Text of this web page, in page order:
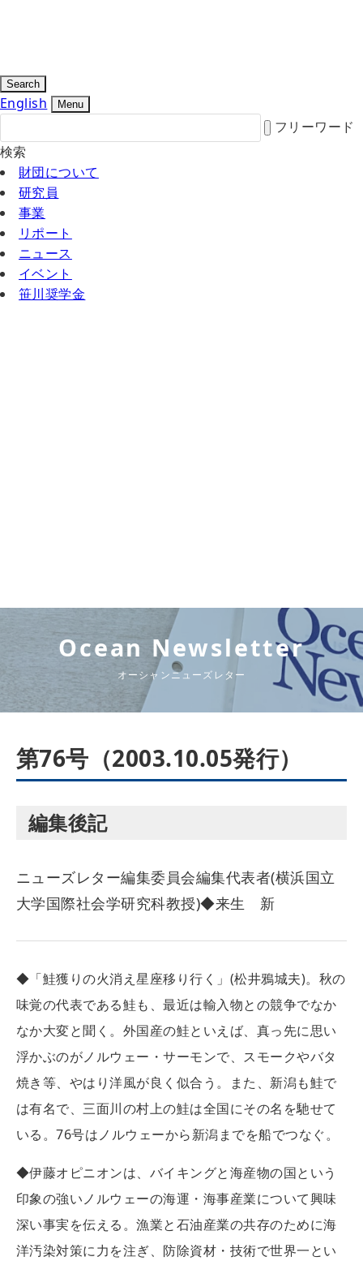
Search
English Menu
フリーワード
検索
財団について
研究員
事業
リポート
ニュース
イベント
笹川奨学金
Ocean Newsletter
オーシャンニューズレター
第76号（2003.10.05発行）
編集後記
ニューズレター編集委員会編集代表者(横浜国立
大学国際社会学研究科教授)◆来生 新
◆「鮭獲りの火消え星座移り行く」(松井鴉城夫)。秋の
味覚の代表である鮭も、最近は輸入物との競争でなか
なか大変と聞く。外国産の鮭といえば、真っ先に思い
浮かぶのがノルウェー・サーモンで、スモークやバタ
焼き等、やはり洋風が良く似合う。また、新潟も鮭で
は有名で、三面川の村上の鮭は全国にその名を馳せて
いる。76号はノルウェーから新潟までを船でつなぐ。
◆伊藤オピニオンは、バイキングと海産物の国という
印象の強いノルウェーの海運・海事産業について興味
深い事実を伝える。漁業と石油産業の共存のために海
洋汚染対策に力を注ぎ、防除資材・技術で世界一とい